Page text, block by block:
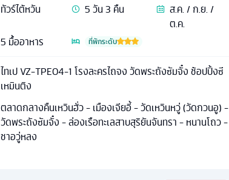
ทัวร์ไต้หวัน 5วัน3 คืน
ส.ค. / ก.ย. /
ต.ค.
5 มื้ออาหาร ที่พักระดับ
ไทเป VZ-TPE04-1 โรงละครไถจง วัดพระถังซัมจั๋ง ช้อปปิ้งซี
เหมินติง
ตลาดกลางคืนเหวินฮั่ว - เมืองเจียอี้ - วัดเหวินหวู่ (วัดกวนอู) -
วัดพระถังซัมจั๋ง - ล่องเรือทะเลสาบสุริยันจันทรา - หนานโถว -
ชาอวู่หลง